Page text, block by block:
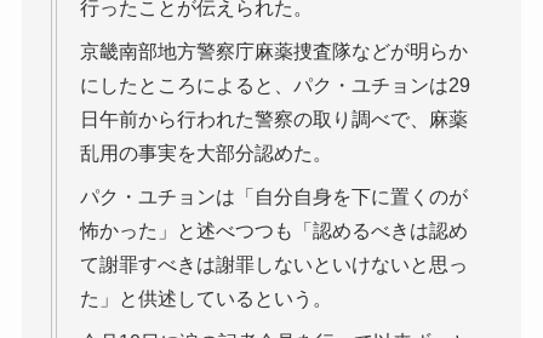
行ったことが伝えられた。
京畿南部地方警察庁麻薬捜査隊などが明らか
にしたところによると、パク・ユチョンは29
日午前から行われた警察の取り調べで、麻薬
乱用の事実を大部分認めた。
パク・ユチョンは「自分自身を下に置くのが
怖かった」と述べつつも「認めるべきは認め
て謝罪すべきは謝罪しないといけないと思っ
た」と供述しているという。